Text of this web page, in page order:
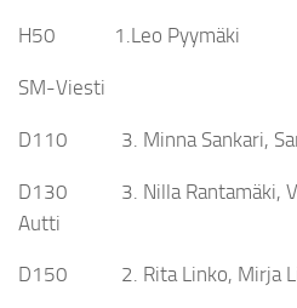
H50 1.Leo Pyymäki
SM-Viesti
D110 3. Minna Sankari,
D130 3. Nilla Rantamäki,
Autti
D150 2. Rita Linko, Mirja